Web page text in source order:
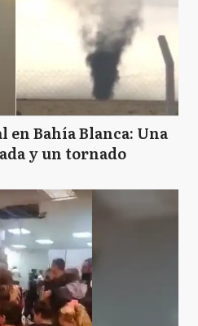
en Bahía Blanca: Una
y un tornado